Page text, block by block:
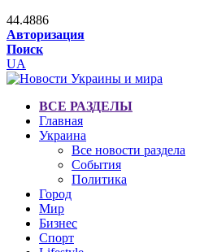
44.4886
Авторизация
Поиск
UA
ВСЕ РАЗДЕЛЫ
Главная
Украина
Все новости раздела
События
Политика
Город
Мир
Бизнес
Спорт